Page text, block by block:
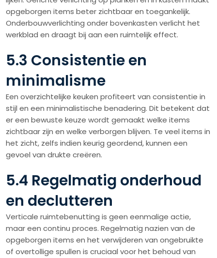
opgeborgen items beter zichtbaar en toegankelijk.
Onderbouwverlichting onder bovenkasten verlicht het
werkblad en draagt bij aan een ruimtelijk effect.
5.3 Consistentie en
minimalisme
Een overzichtelijke keuken profiteert van consistentie in
stijl en een minimalistische benadering. Dit betekent dat
er een bewuste keuze wordt gemaakt welke items
zichtbaar zijn en welke verborgen blijven. Te veel items in
het zicht, zelfs indien keurig geordend, kunnen een
gevoel van drukte creëren.
5.4 Regelmatig onderhoud
en declutteren
Verticale ruimtebenutting is geen eenmalige actie,
maar een continu proces. Regelmatig nazien van de
opgeborgen items en het verwijderen van ongebruikte
of overtollige spullen is cruciaal voor het behoud van